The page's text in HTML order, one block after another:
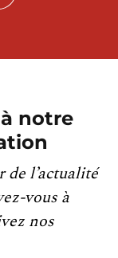
notre
l’actualité
vous à
nos